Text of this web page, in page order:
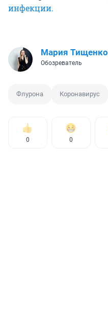
инфекции.
Мария Тищенко
Обозреватель
Флурона Коронавирус
0 0